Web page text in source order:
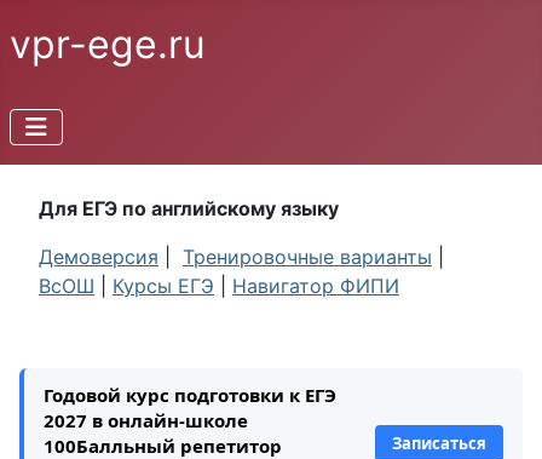
vpr-ege.ru
Для ЕГЭ по английскому языку
Демоверсия
Тренировочные варианты
ВсОШ
Курсы ЕГЭ Навигатор ФИПИ
Годовой курс подготовки к ЕГЭ
2027 в онлайн-школе
100Балльный репетитор
Записаться